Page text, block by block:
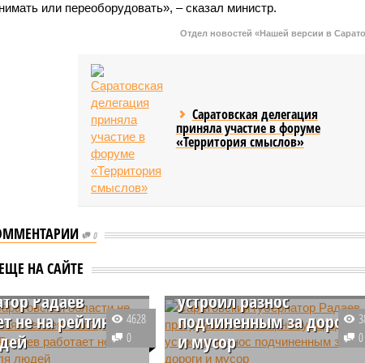
или переоборудовать», – сказал министр.
Отдел новостей «Нашей версии в
Саратовская делегация
приняла участие в форуме
«Территория смыслов»
0
ЕЩЕ НА САЙТЕ
не согласны с
о том, что
Радаев
не на рейтинг, а4628
0
Саратовский губернатор
вечернему городу и
устроил разнос
подчиненным за дороги
и мусор
0